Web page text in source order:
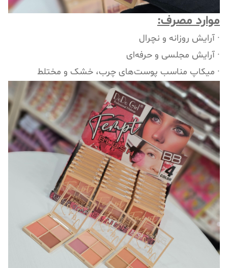
موارد مصرف:
· آرایش روزانه و نچرال
· آرایش مجلسی و حرفه‌ای
· میکاپ مناسب پوست‌های چرب، خشک و مختلط